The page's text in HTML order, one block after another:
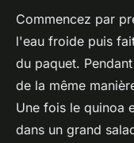
Commencez par
l'eau froide puis
du paquet.
de la même
Une fois le quinoa
dans un grand